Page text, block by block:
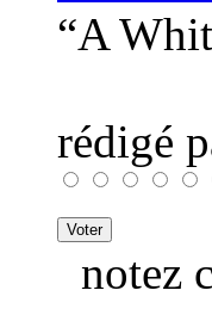
“A
rédigé
notez